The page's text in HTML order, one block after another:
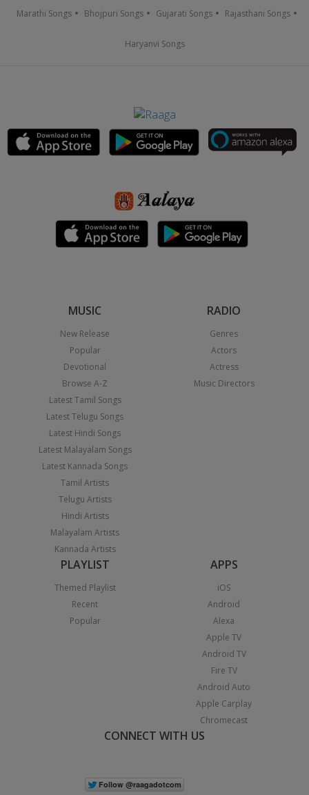
Marathi Songs Bhojpuri Songs Gujarati Songs Rajasthani Songs
Haryanvi Songs
MUSIC
New Release
Popular
Devotional
Browse A-Z
Latest Tamil Songs
Latest Telugu Songs
Latest Hindi Songs
Latest Malayalam Songs
Latest Kannada Songs
Tamil Artists
Telugu Artists
Hindi Artists
Malayalam Artists
Kannada Artists
RADIO
Genres
Actors
Actress
Music Directors
PLAYLIST
Themed Playlist
Recent
Popular
APPS
iOS
Android
Alexa
Apple TV
Android TV
Fire TV
Android Auto
Apple Carplay
Chromecast
CONNECT WITH US